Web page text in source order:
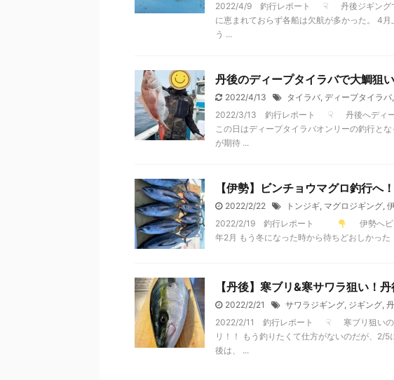
2022/4/9 釣行レポート ☟ 丹後ジギングで
に恵まれておらず各船は欠航が多かった。 4
う ...
丹後のディープタイラバで大鯛狙
2022/4/13 タイラバ, ディープタイラバ,
2022/3/13 釣行レポート ☟ 丹後へディープ
この日はディープタイラバオンリーの釣行と
が期待 ...
【伊勢】ビンチョウマグロ釣行へ
2022/2/22 トンジギ, マグロジギング,
2022/2/19 釣行レポート
伊勢へビ
年2月 もう冬になった時から待ちどおしかっ
【丹後】寒ブリ&寒サワラ狙い！
2022/2/21 サワラジギング, ジギング,
2022/2/11 釣行レポート ☟ 寒ブリ狙いの丹
リ！！ もう釣りたくて仕方がないのだが、2/
後は、 ...